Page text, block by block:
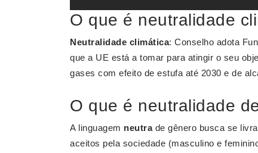
O que é neutralidade
Neutralidade climática: Conselho adota
que a UE está a tomar para atingir o seu
gases com efeito de estufa até 2030 e de
O que é neutralidade
A linguagem neutrade gênero busca se
aceitos pela sociedade (masculino e